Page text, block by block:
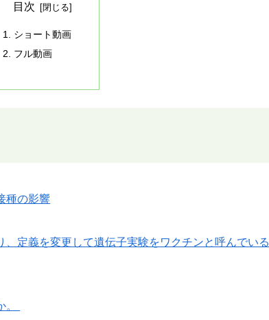
目次
ショート動画
フル動画
種の影響
定義を変更して遺伝子実験をワクチンと呼んでいる
。